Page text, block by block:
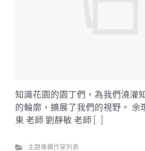
知識花園的園丁們，為我們澆灌
的輪廓，擴展了我們的視野。 余
東 老師 劉靜敏 老師 […]
主題專欄作家列表